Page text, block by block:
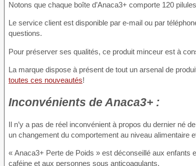
Notons que chaque boîte d’Anaca3+ comporte 120
Le service client est disponible par e-mail ou par
questions.
Pour préserver ses qualités, ce produit minceur est à
La marque dispose à présent de tout un arsenal de
toutes ces nouveautés!
Inconvénients de Anaca3+ :
Il n’y a pas de réel inconvénient à propos du dernier né
un changement du comportement au niveau alimentaire
« Anaca3+ Perte de Poids » est déconseillé aux
caféine et aux personnes sous anticoagulants.